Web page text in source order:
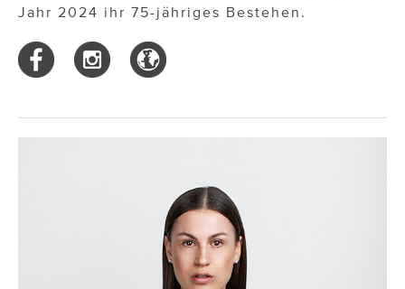
Jahr 2024 ihr 75-jähriges Bestehen.